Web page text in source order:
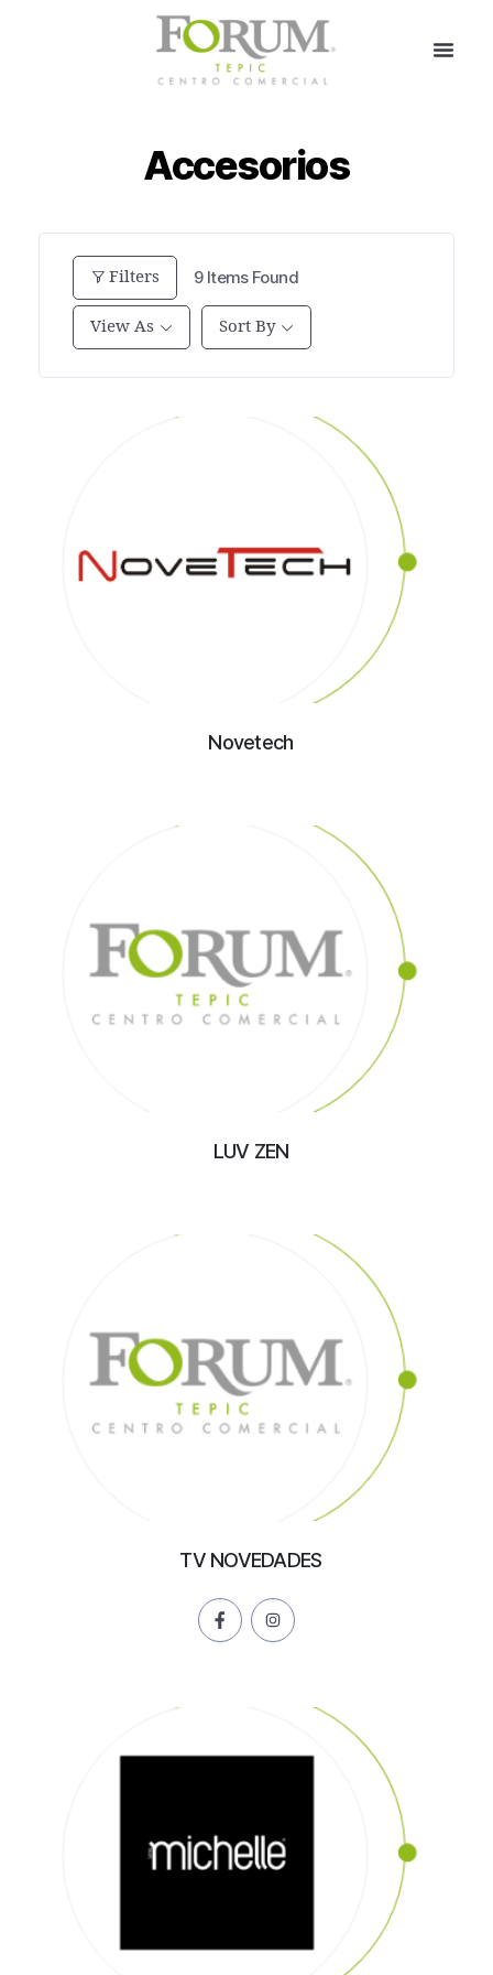
Accesorios
Filters 9Items Found
View As Sort By
Novetech
LUV ZEN
TV NOVEDADES